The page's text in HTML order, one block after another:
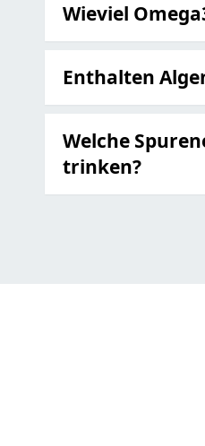
Wieviel
Enthalten
Welche
trinken?